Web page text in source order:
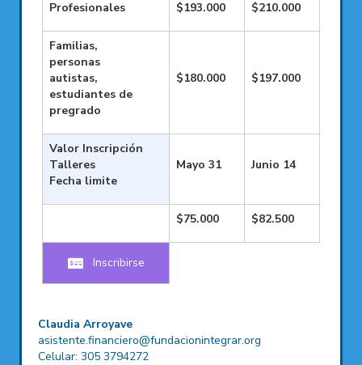
Profesionales $193.000 $210.000
Familias,
personas
autistas,
estudiantes de
pregrado
$180.000 $197.000
Valor Inscripción
Talleres
Fecha limite
Mayo 31 Junio 14
$75.000 $82.500
Inscribirse
Claudia Arroyave
asistente.financiero@fundacionintegrar.org
Celular: 305 3794272